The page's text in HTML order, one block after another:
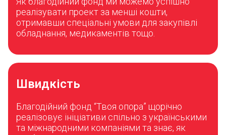
реалізувати проект за менші кошти,
отримавши спеціальні умови для закупівлі
обладнання, медикаментів тощо.
Швидкість
Благодійний фонд “Твоя опора” щорічно
реалізовує ініціативи спільно з українськими
та міжнародними компаніями та знає, як